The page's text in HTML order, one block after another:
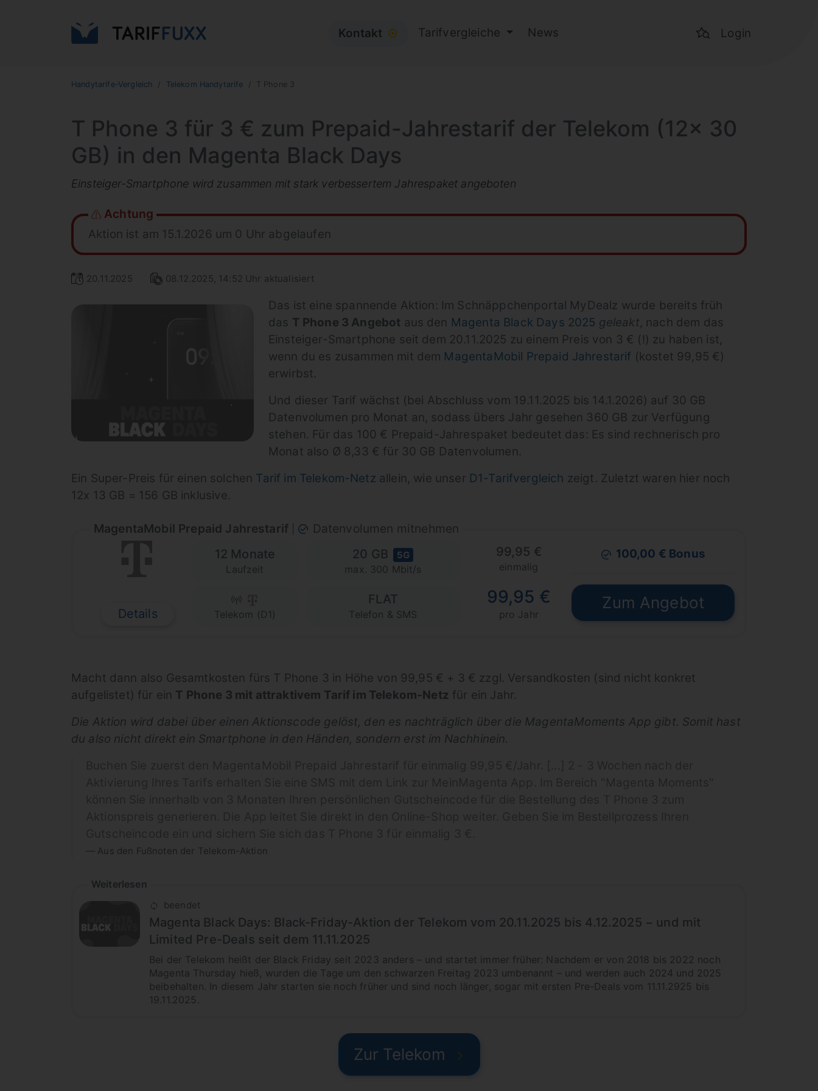
Kontakt ⦿ Tarifvergleiche News Login
Handytarife-Vergleich Telekom Handytarife T Phone 3
T Phone 3 für 3 € zum Prepaid-Jahrestarif der Telekom (12x 30
GB) in den Magenta Black Days
Einsteiger-Smartphone wird zusammen mit stark verbessertem Jahrespaket angeboten
Achtung
Aktion ist am 15.1.2026 um 0 Uhr abgelaufen
20.11.2025 08.12.2025, 14:52 Uhr aktualisiert
Das ist eine spannende Aktion: Im Schnäppchenportal MyDealz wurde bereits früh
das T Phone 3 Angebot aus den Magenta Black Days 2025 geleakt, nach dem das
Einsteiger-Smartphone seit dem 20.11.2025 zu einem Preis von 3 € (!) zu haben ist,
wenn du es zusammen mit dem MagentaMobil Prepaid Jahrestarif (kostet 99,95 €)
erwirbst.
Und dieser Tarif wächst (bei Abschluss vom 19.11.2025 bis 14.1.2026) auf 30 GB
Datenvolumen pro Monat an, sodass übers Jahr gesehen 360 GB zur Verfügung
stehen. Für das 100 € Prepaid-Jahrespaket bedeutet das: Es sind rechnerisch pro
Monat also Ø 8,33 € für 30 GB Datenvolumen.
Ein Super-Preis für einen solchen Tarif im Telekom-Netz allein, wie unser D1-Tarifvergleich zeigt. Zuletzt waren hier noch
12x 13 GB = 156 GB inklusive.
MagentaMobil Prepaid Jahrestarif Datenvolumen mitnehmen
Details
12 Monate
Laufzeit
Telekom (D1)
20 GB 5G
max. 300 Mbit/s
FLAT
Telefon & SMS
99,95 €
einmalig
99,95 €
pro Jahr
100,00 € Bonus
Zum Angebot
Macht dann also Gesamtkosten fürs T Phone 3 in Höhe von 99,95 € + 3 € zzgl. Versandkosten (sind nicht konkret
aufgelistet) für ein T Phone 3 mit attraktivem Tarif im Telekom-Netz für ein Jahr.
Die Aktion wird dabei über einen Aktionscode gelöst, den es nachträglich über die MagentaMoments App gibt. Somit hast
du also nicht direkt ein Smartphone in den Händen, sondern erst im Nachhinein.
Aus den Fußnoten der Telekom-Aktion
Weiterlesen
beendet
Magenta Black Days: Black-Friday-Aktion der Telekom vom 20.11.2025 bis 4.12.2025 − und mit
Limited Pre-Deals seit dem 11.11.2025
Bei der Telekom heißt der Black Friday seit 2023 anders – und startet immer früher: Nachdem er von 2018 bis 2022 noch
Magenta Thursday hieß, wurden die Tage um den schwarzen Freitag 2023 umbenannt – und werden auch 2024 und 2025
beibehalten. In diesem Jahr starten sie noch früher und sind noch länger, sogar mit ersten Pre-Deals vom 11.11.2925 bis
19.11.2025.
Zur Telekom